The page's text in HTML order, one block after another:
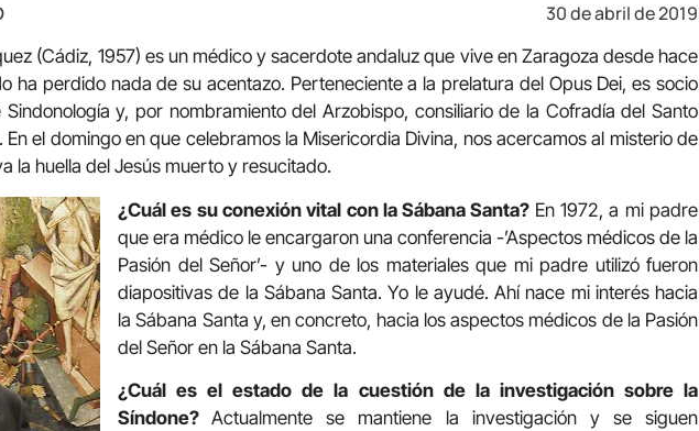
30 de abril de 2019
(Cádiz, 1957) es un médico y sacerdote andaluz que vive en Zaragoza desde hace
ha perdido nada de su acentazo. Perteneciente a la prelatura del Opus Dei, es socio
y, por nombramiento del Arzobispo, consiliario de la Cofradía del Santo
el domingo en que celebramos la Misericordia Divina, nos acercamos al misterio de
la huella del Jesús muerto y resucitado.
¿Cuál es su conexión vital con la Sábana Santa? En 1972, a mi padre
que era médico le encargaron una conferencia -’Aspectos médicos de la
Pasión del Señor’- y uno de los materiales que mi padre utilizó fueron
diapositivas de la Sábana Santa. Yo le ayudé. Ahí nace mi interés hacia
la Sábana Santa y, en concreto, hacia los aspectos médicos de la Pasión
del Señor en la Sábana Santa.
¿Cuál es el estado de la cuestión de la investigación sobre la
Síndone?Actualmente se mantiene la investigación y se siguen